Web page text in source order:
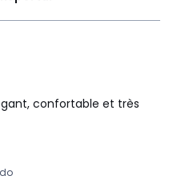
confortable et très